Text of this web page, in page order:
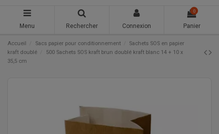
Menu Rechercher Connexion
0
Panier
Accueil Sacs papier pour conditionnement
Sachets SOS en papier
kraft doublé
500 Sachets SOS kraft brun doublé kraft blanc 14 + 10 x
35,5 cm